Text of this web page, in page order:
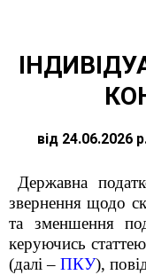
від 24.06.2026
Державна
звернення щодо
та зменшення
керуючись
(далі – ПКУ),